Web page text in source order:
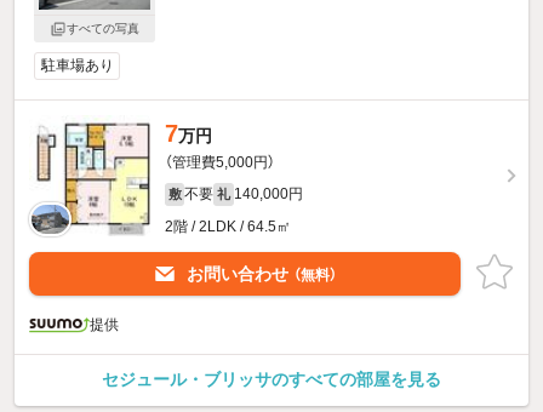
すべての写真
駐車場あり
7万円
（管理費5,000円）
敷 不要 礼 140,000円
2階 / 2LDK / 64.5㎡
お問い合わせ （無料）
提供
セジュール・ブリッサのすべての部屋を見る